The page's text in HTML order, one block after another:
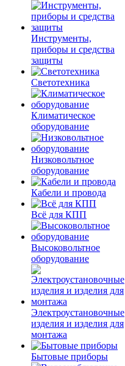
Инструменты,
приборы и средства
защиты
Светотехника
Климатическое
оборудование
Низковольтное
оборудование
Кабели и провода
Всё для КПП
Высоковольтное
оборудование
Электроустановочные
изделия и изделия для
монтажа
Бытовые приборы